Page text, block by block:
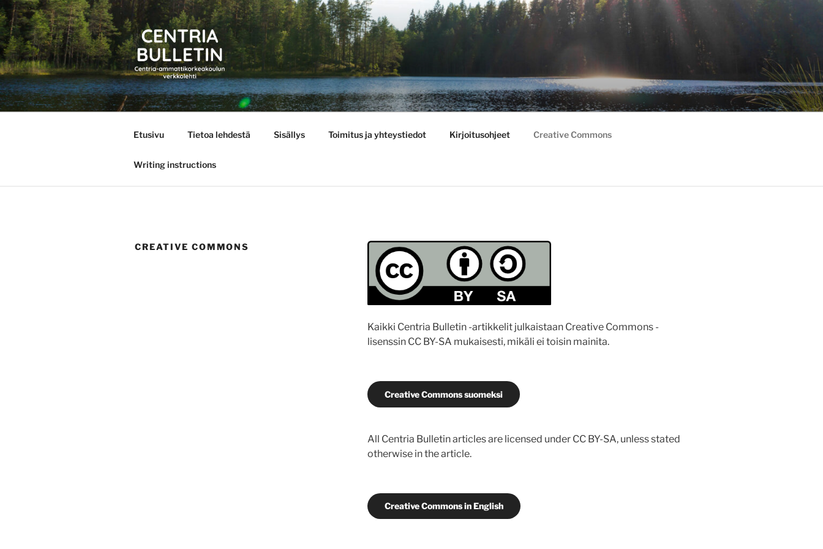
Siirry
sisältöön
CENTRIA BULLETIN
Etusivu Tietoa lehdestä Sisällys Toimitus ja yhteystiedot Kirjoitusohjeet Creative Commons
Writing instructions
CREATIVE COMMONS
Kaikki Centria Bulletin -artikkelit julkaistaan Creative Commons -
lisenssin CC BY-SA mukaisesti, mikäli ei toisin mainita.
Creative Commons suomeksi
All Centria Bulletin articles are licensed under CC BY-SA, unless stated
otherwise in the article.
Creative Commons in English